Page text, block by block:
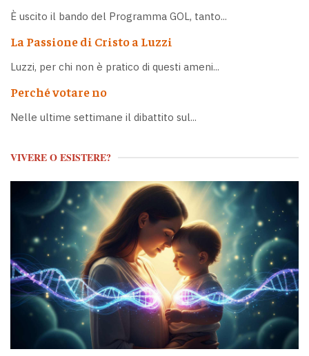
È uscito il bando del Programma GOL, tanto...
La Passione di Cristo a Luzzi
Luzzi, per chi non è pratico di questi ameni...
Perché votare no
Nelle ultime settimane il dibattito sul...
VIVERE O ESISTERE?